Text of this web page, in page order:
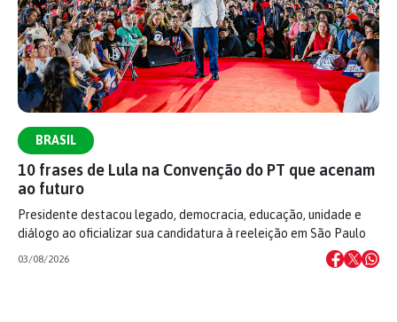
BRASIL
10 frases de Lula na Convenção do PT que acenam
ao futuro
Presidente destacou legado, democracia, educação, unidade e
diálogo ao oficializar sua candidatura à reeleição em São Paulo
03/08/2026